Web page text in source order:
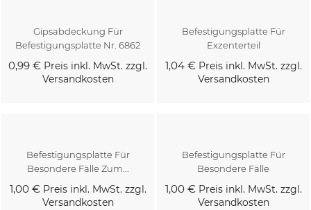
Gipsabdeckung Für
Befestigungsplatte Nr. 6862
0,99 € Preis inkl. MwSt. zzgl.
Versandkosten
Befestigungsplatte Für
Exzenterteil
1,04 €Preis inkl. MwSt. zzgl.
Versandkosten
Befestigungsplatte Für
Besondere Fälle Zum...
1,00 €Preis inkl. MwSt. zzgl.
Versandkosten
Befestigungsplatte Für
Besondere Fälle
1,00 €Preis inkl. MwSt. zzgl.
Versandkosten